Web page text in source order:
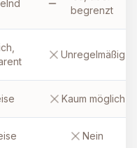
begrenzt
Unregelmäßig
Kaum möglich
Nein